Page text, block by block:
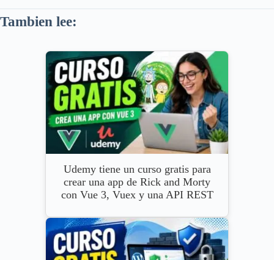
Tambien lee:
Udemy tiene un curso gratis para
crear una app de Rick and Morty
con Vue 3, Vuex y una API REST